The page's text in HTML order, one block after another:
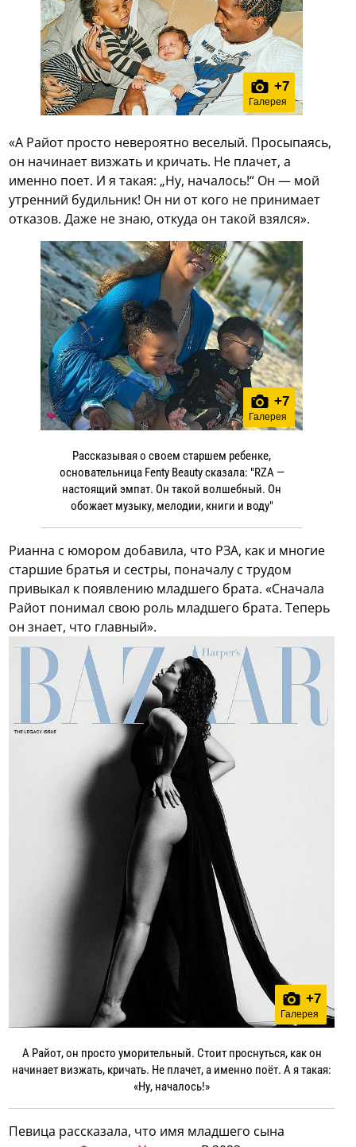
+7
Галерея
«А Райот просто невероятно веселый. Просыпаясь,
он начинает визжать и кричать. Не плачет, а
именно поет. И я такая: „Ну, началось!“ Он — мой
утренний будильник! Он ни от кого не принимает
отказов. Даже не знаю, откуда он такой взялся».
+7
Галерея
Рассказывая о своем старшем ребенке,
основательница Fenty Beauty сказала: "RZA —
настоящий эмпат. Он такой волшебный. Он
обожает музыку, мелодии, книги и воду"
Рианна с юмором добавила, что РЗА, как и многие
старшие братья и сестры, поначалу с трудом
привыкал к появлению младшего брата. «Сначала
Райот понимал свою роль младшего брата. Теперь
он знает, что главный».
+7
Галерея
А Райот, он просто уморительный. Стоит проснуться, как он
начинает визжать, кричать. Не плачет, а именно поёт. А я такая:
«Ну, началось!»
Певица рассказала, что имя младшего сына